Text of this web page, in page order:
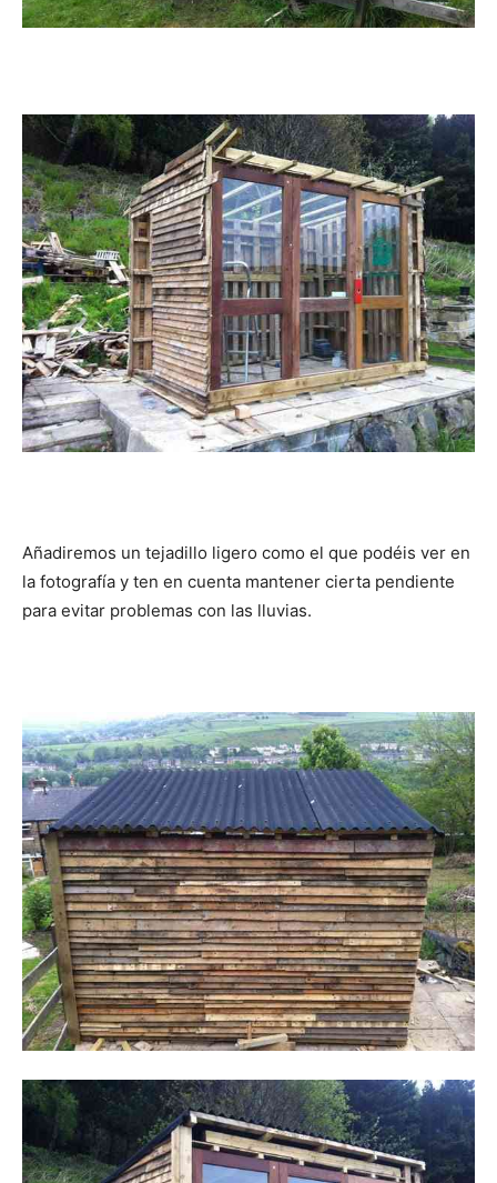
Añadiremos un tejadillo ligero como el que podéis ver en
la fotografía y ten en cuenta mantener cierta pendiente
para evitar problemas con las lluvias.